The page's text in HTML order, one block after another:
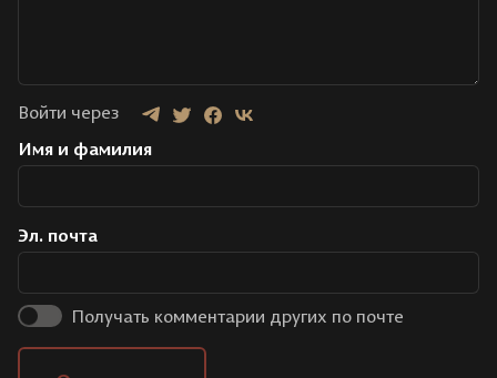
Войти через
Имя и фамилия
Эл. почта
Получать комментарии других по почте